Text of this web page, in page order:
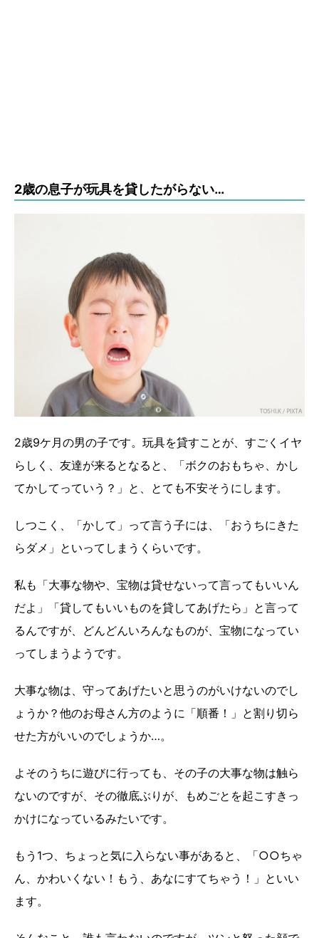
2歳の息子が玩具を貸したがらない…
2歳9ケ月の男の子です。玩具を貸すことが、すごくイヤ
らしく、友達が来るとなると、「ボクのおもちゃ、かし
てかしてっていう？」と、とても不安そうにします。
しつこく、「かして」って言う子には、「おうちにきた
らダメ」といってしまうくらいです。
私も「大事な物や、宝物は貸せないって言ってもいいん
だよ」「貸してもいいものを貸してあげたら」と言って
るんですが、どんどんいろんなものが、宝物になってい
ってしまうようです。
大事な物は、守ってあげたいと思うのがいけないのでし
ょうか？他のお母さん方のように「順番！」と割り切ら
せた方がいいのでしょうか…。
よそのうちに遊びに行っても、その子の大事な物は触ら
ないのですが、その徹底ぶりが、もめごとを起こすきっ
かけになっているみたいです。
もう1つ、ちょっと気に入らない事があると、「○○ちゃ
ん、かわいくない！もう、あなにすてちゃう！」といい
ます。